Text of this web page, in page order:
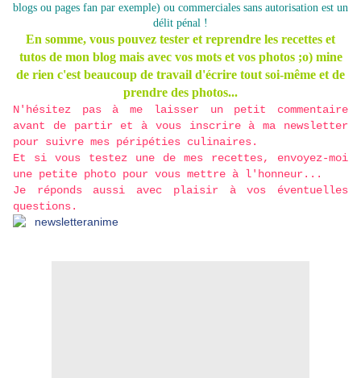
blogs ou pages fan par exemple) ou commerciales sans autorisation est un
délit pénal !
En somme, vous pouvez tester et reprendre les recettes et
tutos de mon blog mais avec vos mots et vos photos ;o) mine
de rien c'est beaucoup de travail d'écrire tout soi-même et de
prendre des photos...
N'hésitez pas à me laisser un petit commentaire
avant de partir et à vous inscrire à ma newsletter
pour suivre mes péripéties culinaires.
Et si vous testez une de mes recettes, envoyez-moi
une petite photo pour vous mettre à l'honneur...
Je réponds aussi avec plaisir à vos éventuelles
questions.